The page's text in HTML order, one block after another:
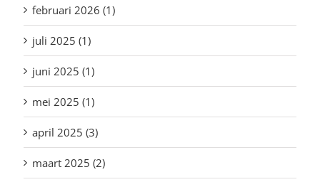
februari 2026 (1)
juli 2025 (1)
juni 2025 (1)
mei 2025 (1)
april 2025 (3)
maart 2025 (2)